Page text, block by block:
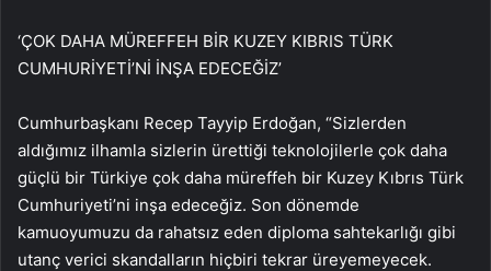
‘ÇOK DAHA MÜREFFEH BİR KUZEY KIBRIS TÜRK
CUMHURİYETİ’Nİ İNŞA EDECEĞİZ’
Cumhurbaşkanı Recep Tayyip Erdoğan, “Sizlerden
aldığımız ilhamla sizlerin ürettiği teknolojilerle çok daha
güçlü bir Türkiye çok daha müreffeh bir Kuzey Kıbrıs Türk
Cumhuriyeti’ni inşa edeceğiz. Son dönemde
kamuoyumuzu da rahatsız eden diploma sahtekarlığı gibi
utanç verici skandalların hiçbiri tekrar üreyemeyecek.